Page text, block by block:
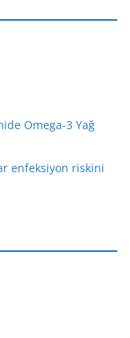
Omega-3 Yağ
enfeksiyon riskini